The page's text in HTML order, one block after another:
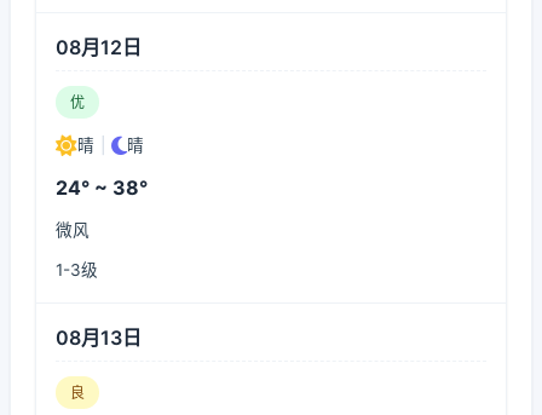
08月12日
优
晴 晴
24° ~ 38°
微风
1-3级
08月13日
良